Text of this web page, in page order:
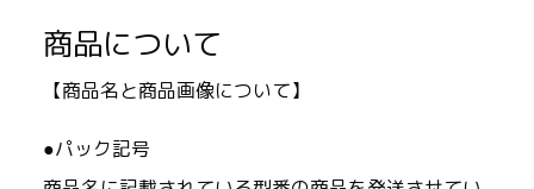
商品について
【商品名と商品画像について】
●パック記号